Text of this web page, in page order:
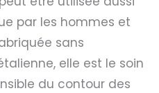
par les hommes et
sans
elle est le soin
du contour des